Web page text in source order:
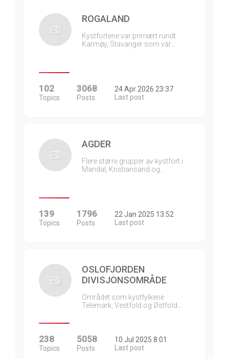
ROGALAND
Kystfortene var primært rundt
Karmøy, Stavanger som var…
102
Topics
3068
Posts
24 Apr 2026 23:37
Last post
AGDER
Flere større grupper av kystfort i
Mandal, Kristiansand og…
139
Topics
1796
Posts
22 Jan 2025 13:52
Last post
OSLOFJORDEN
DIVISJONSOMRÅDE
Området som kystfylkene
Telemark, Vestfold og Østfold…
238
Topics
5058
Posts
10 Jul 2025 8:01
Last post